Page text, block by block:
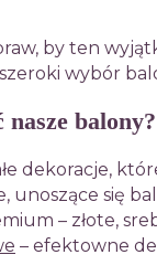
by ten
wybór
balony?
dekoracje,
unoszące się
– złote,
– efektowne